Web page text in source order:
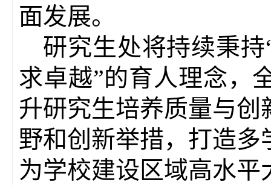
面发展。
研究生处将持续秉
求卓越”的育人理念，
升研究生培养质量与
野和创新举措，打造
为学校建设区域高水